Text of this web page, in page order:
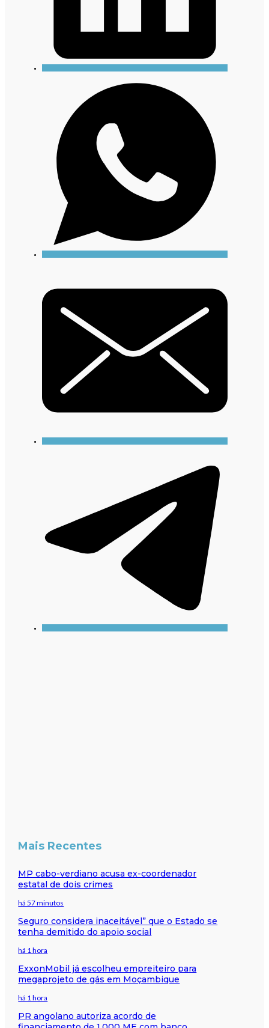
Mais Recentes
MP cabo-verdiano acusa ex-coordenador
estatal de dois crimes
há 57 minutos
Seguro considera inaceitável” que o Estado se
tenha demitido do apoio social
há 1 hora
ExxonMobil já escolheu empreiteiro para
megaprojeto de gás em Moçambique
há 1 hora
PR angolano autoriza acordo de